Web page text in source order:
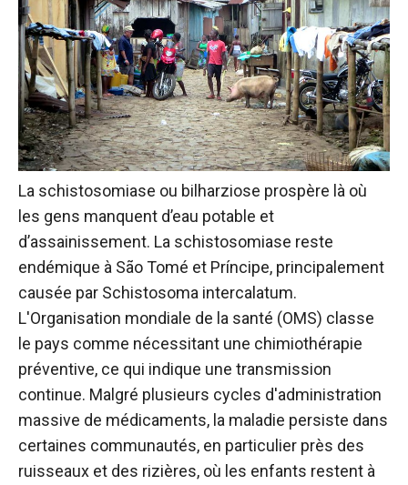
La schistosomiase ou bilharziose prospère là où
les gens manquent d’eau potable et
d’assainissement. La schistosomiase reste
endémique à São Tomé et Príncipe, principalement
causée par Schistosoma intercalatum.
L'Organisation mondiale de la santé (OMS) classe
le pays comme nécessitant une chimiothérapie
préventive, ce qui indique une transmission
continue. Malgré plusieurs cycles d'administration
massive de médicaments, la maladie persiste dans
certaines communautés, en particulier près des
ruisseaux et des rizières, où les enfants restent à